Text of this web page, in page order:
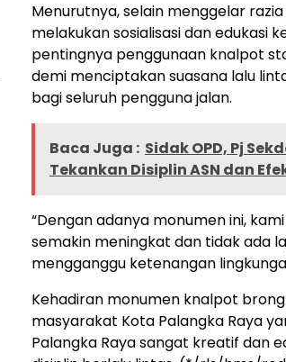
Menurutnya, selain menggelar
melakukan sosialisasi dan edukasi
pentingnya penggunaan knalpot
demi menciptakan suasana lalu
bagi seluruh pengguna jalan.
Baca Juga : Sidak OPD, Pj
Tekankan Disiplin ASN dan
“Dengan adanya monumen ini,
semakin meningkat dan tidak ada
mengganggu ketenangan
Kehadiran monumen knalpot
masyarakat Kota Palangka Raya
Palangka Raya sangat kreatif dan